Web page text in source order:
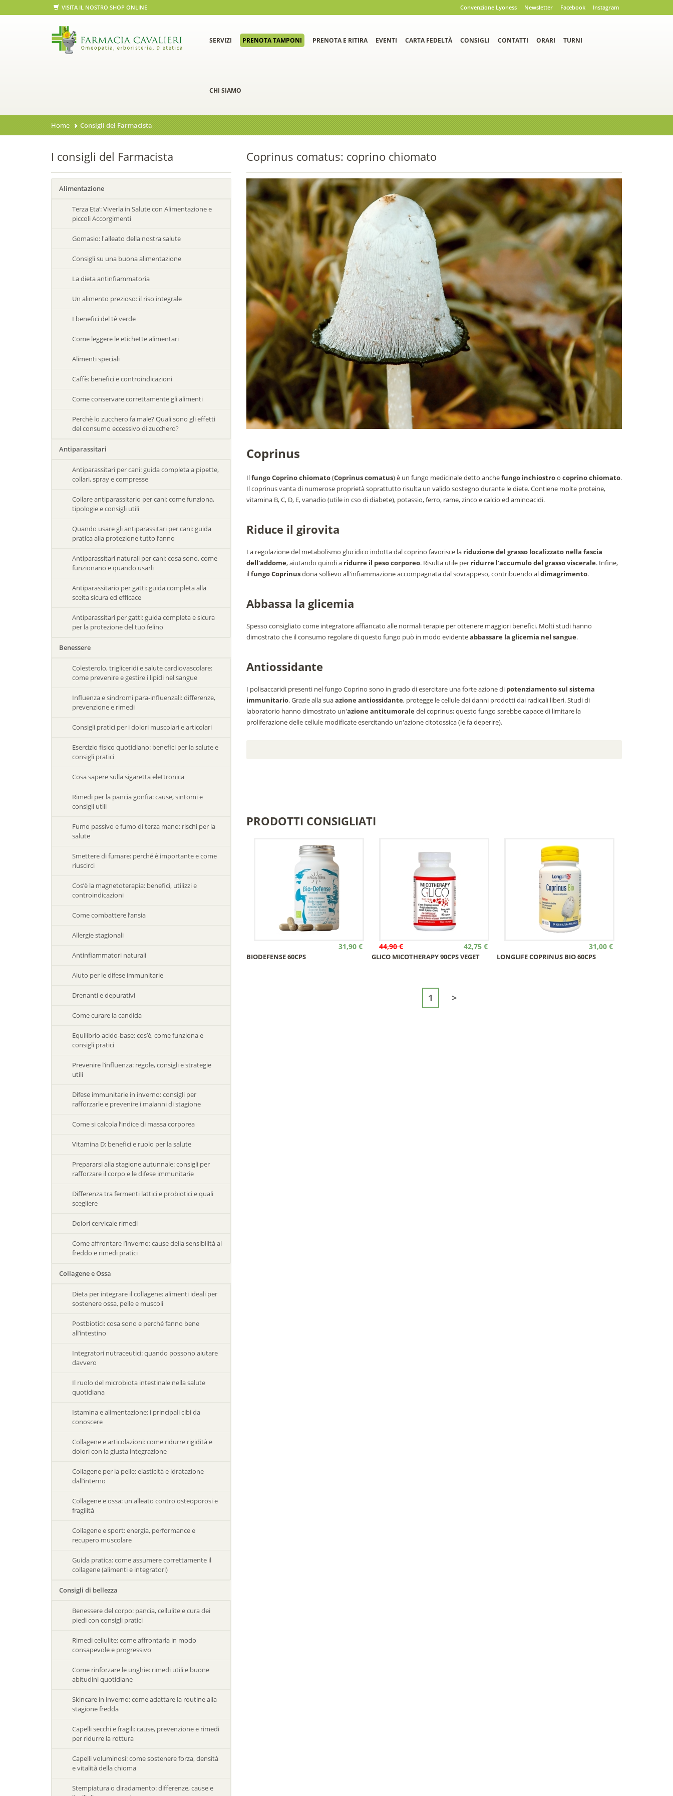
VISITA IL NOSTRO SHOP ONLINE Convenzione Lyoness Newsletter Facebook Instagram
SERVIZI PRENOTA TAMPONI PRENOTA E RITIRA EVENTI CARTA FEDELTÀ CONSIGLI CONTATTI ORARI TURNI
CHI SIAMO
Home Consigli del Farmacista
I consigli del Farmacista
Alimentazione
Terza Eta’: Viverla in Salute con Alimentazione e
piccoli Accorgimenti
Gomasio: l'alleato della nostra salute
Consigli su una buona alimentazione
La dieta antinfiammatoria
Un alimento prezioso: il riso integrale
I benefici del tè verde
Come leggere le etichette alimentari
Alimenti speciali
Caffè: benefici e controindicazioni
Come conservare correttamente gli alimenti
Perchè lo zucchero fa male? Quali sono gli effetti
del consumo eccessivo di zucchero?
Antiparassitari
Antiparassitari per cani: guida completa a pipette,
collari, spray e compresse
Collare antiparassitario per cani: come funziona,
tipologie e consigli utili
Quando usare gli antiparassitari per cani: guida
pratica alla protezione tutto l’anno
Antiparassitari naturali per cani: cosa sono, come
funzionano e quando usarli
Antiparassitario per gatti: guida completa alla
scelta sicura ed efficace
Antiparassitari per gatti: guida completa e sicura
per la protezione del tuo felino
Benessere
Colesterolo, trigliceridi e salute cardiovascolare:
come prevenire e gestire i lipidi nel sangue
Influenza e sindromi para-influenzali: differenze,
prevenzione e rimedi
Consigli pratici per i dolori muscolari e articolari
Esercizio fisico quotidiano: benefici per la salute e
consigli pratici
Cosa sapere sulla sigaretta elettronica
Rimedi per la pancia gonfia: cause, sintomi e
consigli utili
Fumo passivo e fumo di terza mano: rischi per la
salute
Smettere di fumare: perché è importante e come
riuscirci
Cos’è la magnetoterapia: benefici, utilizzi e
controindicazioni
Come combattere l’ansia
Allergie stagionali
Antinfiammatori naturali
Aiuto per le difese immunitarie
Drenanti e depurativi
Come curare la candida
Equilibrio acido-base: cos’è, come funziona e
consigli pratici
Prevenire l’influenza: regole, consigli e strategie
utili
Difese immunitarie in inverno: consigli per
rafforzarle e prevenire i malanni di stagione
Come si calcola l’indice di massa corporea
Vitamina D: benefici e ruolo per la salute
Prepararsi alla stagione autunnale: consigli per
rafforzare il corpo e le difese immunitarie
Differenza tra fermenti lattici e probiotici e quali
scegliere
Dolori cervicale rimedi
Come affrontare l’inverno: cause della sensibilità al
freddo e rimedi pratici
Collagene e Ossa
Dieta per integrare il collagene: alimenti ideali per
sostenere ossa, pelle e muscoli
Postbiotici: cosa sono e perché fanno bene
all’intestino
Integratori nutraceutici: quando possono aiutare
davvero
Il ruolo del microbiota intestinale nella salute
quotidiana
Istamina e alimentazione: i principali cibi da
conoscere
Collagene e articolazioni: come ridurre rigidità e
dolori con la giusta integrazione
Collagene per la pelle: elasticità e idratazione
dall’interno
Collagene e ossa: un alleato contro osteoporosi e
fragilità
Collagene e sport: energia, performance e
recupero muscolare
Guida pratica: come assumere correttamente il
collagene (alimenti e integratori)
Consigli di bellezza
Benessere del corpo: pancia, cellulite e cura dei
piedi con consigli pratici
Rimedi cellulite: come affrontarla in modo
consapevole e progressivo
Come rinforzare le unghie: rimedi utili e buone
abitudini quotidiane
Skincare in inverno: come adattare la routine alla
stagione fredda
Capelli secchi e fragili: cause, prevenzione e rimedi
per ridurre la rottura
Capelli voluminosi: come sostenere forza, densità
e vitalità della chioma
Stempiatura o diradamento: differenze, cause e
Coprinus comatus: coprino chiomato
Coprinus
Ilfungo Coprino chiomato(Coprinus comatus) è un fungo medicinale detto anchefungo inchiostroo coprino chiomato.
Il coprinus vanta di numerose proprietà soprattutto risulta un valido sostegno durante le diete. Contiene molte proteine,
vitamina B, C, D, E, vanadio (utile in cso di diabete), potassio, ferro, rame, zinco e calcio ed aminoacidi.
Riduce il girovita
La regolazione del metabolismo glucidico indotta dal coprino favorisce lariduzione del grasso localizzato nella fascia
dell'addome, aiutando quindi a ridurre il peso corporeo. Risulta utile per ridurre l'accumulo del grasso viscerale. Infine,
ilfungo Coprinusdona sollievo all'infiammazione accompagnata dal sovrappeso, contribuendo aldimagrimento.
Abbassa la glicemia
Spesso consigliato come integratore affiancato alle normali terapie per ottenere maggiori benefici. Molti studi hanno
dimostrato che il consumo regolare di questo fungo può in modo evidenteabbassare la glicemia nel sangue.
Antiossidante
I polisaccaridi presenti nel fungo Coprino sono in grado di esercitare una forte azione di potenziamento sul sistema
immunitario. Grazie alla suaazione antiossidante, protegge le cellule dai danni prodotti dai radicali liberi. Studi di
laboratorio hanno dimostrato un'azione antitumorale del coprinus; questo fungo sarebbe capace di limitare la
proliferazione delle cellule modificate esercitando un'azione citotossica (le fa deperire).
PRODOTTI CONSIGLIATI
31,90 €
BIODEFENSE 60CPS
44,90 € 42,75 €
GLICO MICOTHERAPY 90CPS VEGET
31,00 €
LONGLIFE COPRINUS BIO 60CPS
1 >